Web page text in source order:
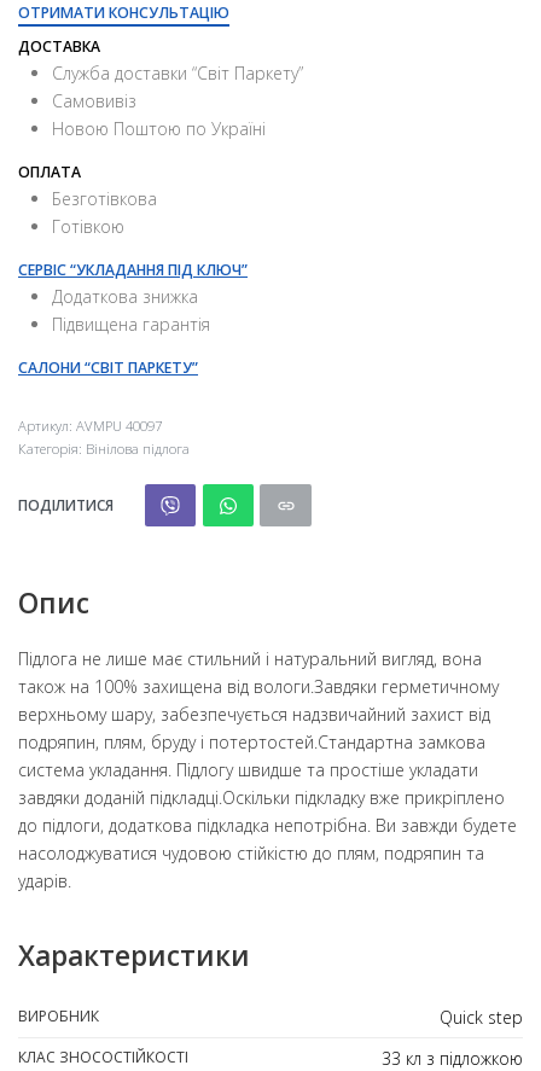
ОТРИМАТИ КОНСУЛЬТАЦІЮ
ДОСТАВКА
Служба доставки “Свiт Паркету”
Самовивіз
Новою Поштою по Україні
ОПЛАТА
Безготівкова
Готівкою
СЕРВІС “УКЛАДАННЯ ПІД КЛЮЧ”
Додаткова знижка
Підвищена гарантія
САЛОНИ “СВІТ ПАРКЕТУ”
Артикул: AVMPU 40097
Категорія: Вінілова підлога
ПОДІЛИТИСЯ
Опис
Підлога не лише має стильний і натуральний вигляд, вона
також на 100% захищена від вологи.Завдяки герметичному
верхньому шару, забезпечується надзвичайний захист від
подряпин, плям, бруду і потертостей.Стандартна замкова
система укладання. Підлогу швидше та простіше укладати
завдяки доданій підкладці.Оскільки підкладку вже прикріплено
до підлоги, додаткова підкладка непотрібна. Ви завжди будете
насолоджуватися чудовою стійкістю до плям, подряпин та
ударів.
Характеристики
ВИРОБНИК Quick step
КЛАС ЗНОСОСТІЙКОСТІ 33 кл з підложкою